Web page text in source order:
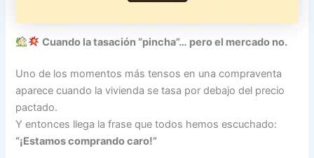
Cuando la tasación “pincha”… pero el mercado no.
Uno de los momentos más tensos en una compraventa
aparece cuando la vivienda se tasa por debajo del precio
pactado.
Y entonces llega la frase que todos hemos escuchado:
“¡Estamos comprando caro!”